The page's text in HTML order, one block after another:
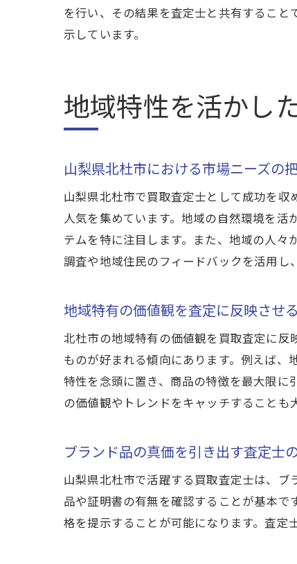
を行い、その結果を査定士と共有するこ
示しています。
地域特性を活かし
山梨県北杜市における市場ニーズの
山梨県北杜市で買取査定士として成功を
人気を集めています。地域の自然環境を
テムを特に注目します。また、地域の人
調査や地域住民のフィードバックを活用し
地域特有の価値観を査定に反映させ
北杜市の地域特有の価値観を買取査定に
ものが好まれる傾向にあります。例えば
特性を念頭に置き、商品の特徴を最大限
の価値観やトレンドをキャッチすることも
ブランド品の真価を引き出す査定士
山梨県北杜市で活躍する買取査定士は、
品や証明書の有無を確認することが基本
格を提示することが可能になります。査定